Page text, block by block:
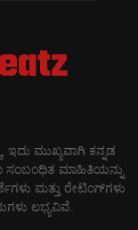
ಇದು ಮುಖ್ಯವಾಗಿ ಕನ್ನಡ
ಸಂಬಂಧಿತ ಮಾಹಿತಿಯನ್ನು
ಮತ್ತು ರೇಟಿಂಗ್‌ಗಳು
ಲಭ್ಯವಿವೆ.